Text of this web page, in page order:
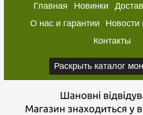
Главная Новинки
О нас и гарантии
Новости
Контакты
Раскрыть каталог